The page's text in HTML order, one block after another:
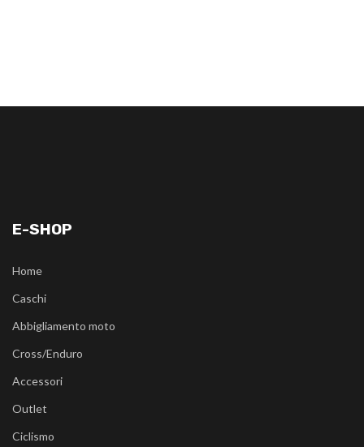
E-SHOP
Home
Caschi
Abbigliamento moto
Cross/Enduro
Accessori
Outlet
Ciclismo